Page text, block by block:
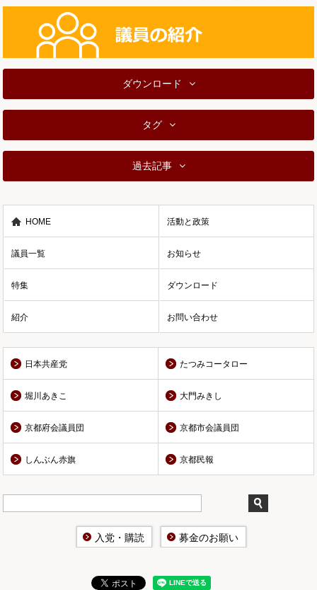
ダウンロード
タグ
過去記事
HOME 活動と政策
議員一覧 お知らせ
特集 ダウンロード
紹介 お問い合わせ
日本共産党 たつみコータロー
堀川あきこ 大門みきし
京都府会議員団 京都市会議員団
しんぶん赤旗 京都民報
入党・購読 募金のお願い